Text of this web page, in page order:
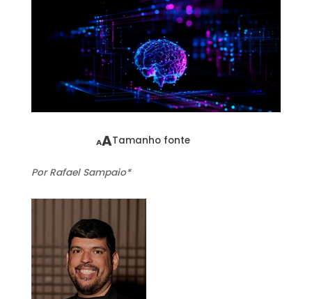
AATamanho fonte
Por Rafael Sampaio*